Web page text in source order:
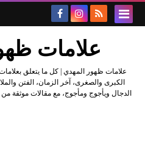
علامات
علامات ظهور المهدي | كل ما يتعلق
الكبرى والصغرى، آخر الزمان، الفتن
الدجال ويأجوج ومأجوج، مع مقالات موثقة من